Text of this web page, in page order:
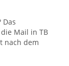
Das
Mail in TB
nach dem